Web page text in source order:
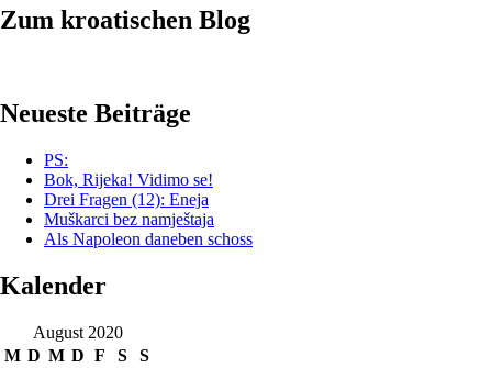
Zum kroatischen Blog
Neueste Beiträge
PS:
Bok, Rijeka! Vidimo se!
Drei Fragen (12): Eneja
Muškarci bez namještaja
Als Napoleon daneben schoss
Kalender
August 2020
M D M D F S
S